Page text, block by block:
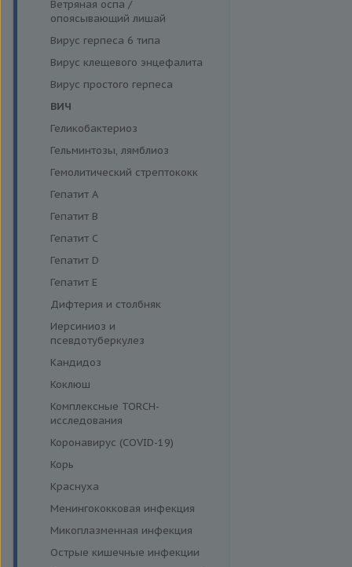
Функция поджелудочной
железы и диагностика
Моноцитарный эрлихиоз
Папилломавирусная инфекция
Парвовирус
Стрептококковая инфекция
Энтеровирусная инфекция
Ветряная оспа /
опоясывающий лишай
Вирус герпеса 6 типа
Вирус клещевого энцефалита
Вирус простого герпеса
ВИЧ
Геликобактериоз
Гельминтозы, лямблиоз
Гемолитический стрептококк
Гепатит A
Гепатит B
Гепатит C
Гепатит D
Гепатит E
Дифтерия и столбняк
Иерсиниоз и
псевдотуберкулез
Кандидоз
Коклюш
Комплексные TORCH-
исследования
Коронавирус (COVID-19)
Корь
Краснуха
Менингококковая инфекция
Микоплазменная инфекция
Острые кишечные инфекции